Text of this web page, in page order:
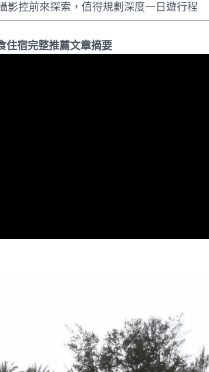
影控前來探索，值得規劃深度一日遊行程
住宿完整推薦文章摘要